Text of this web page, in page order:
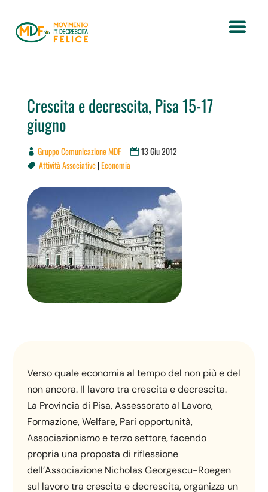
Crescita e decrescita, Pisa 15-17
giugno
Gruppo Comunicazione MDF 13 Giu 2012
 Attività Associative|Economia
Verso quale economia al tempo del non più e del
non ancora. Il lavoro tra crescita e decrescita.
La Provincia di Pisa, Assessorato al Lavoro,
Formazione, Welfare, Pari opportunità,
Associazionismo e terzo settore, facendo
propria una proposta di riflessione
dell’Associazione Nicholas Georgescu-Roegen
sul lavoro tra crescita e decrescita, organizza un